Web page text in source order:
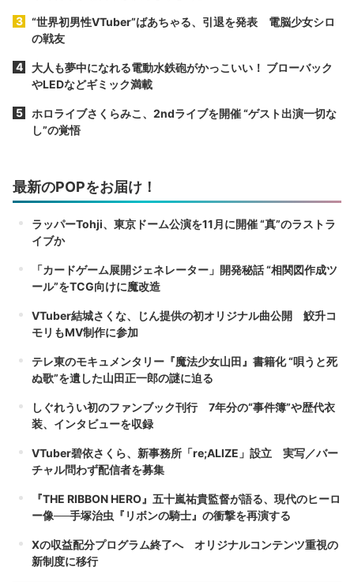
“世界初男性VTuber”ばあちゃる、引退を発表 電脳少女シロ
の戦友
大人も夢中になれる電動水鉄砲がかっこいい！ ブローバック
やLEDなどギミック満載
ホロライブさくらみこ、2ndライブを開催 “ゲスト出演一切な
し”の覚悟
最新のPOPをお届け！
ラッパーTohji、東京ドーム公演を11月に開催 “真”のラストラ
イブか
「カードゲーム展開ジェネレーター」開発秘話 “相関図作成ツ
ール”をTCG向けに魔改造
VTuber結城さくな、じん提供の初オリジナル曲公開 鮫升コ
モリもMV制作に参加
テレ東のモキュメンタリー『魔法少女山田』書籍化 “唄うと死
ぬ歌”を遺した山田正一郎の謎に迫る
しぐれうい初のファンブック刊行 7年分の“事件簿”や歴代衣
装、インタビューを収録
VTuber碧依さくら、新事務所「re;ALIZE」設立 実写／バー
チャル問わず配信者を募集
『THE RIBBON HERO』五十嵐祐貴監督が語る、現代のヒーロ
ー像──手塚治虫『リボンの騎士』の衝撃を再演する
Xの収益配分プログラム終了へ オリジナルコンテンツ重視の
新制度に移行